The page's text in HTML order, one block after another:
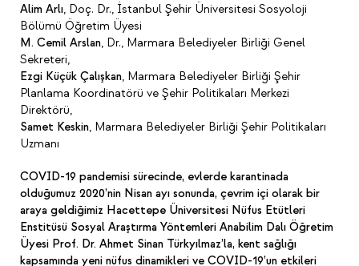
Alim Arlı, Doç. Dr., İstanbul Şehir Üniversitesi Sosyoloji
Bölümü Öğretim Üyesi
M. Cemil Arslan, Dr., Marmara Belediyeler Birliği Genel
Sekreteri,
Ezgi Küçük Çalışkan, Marmara Belediyeler Birliği Şehir
Planlama Koordinatörü ve Şehir Politikaları Merkezi
Direktörü,
Samet Keskin, Marmara Belediyeler Birliği Şehir Politikaları
Uzmanı
COVID-19 pandemisi sürecinde, evlerde karantinada
olduğumuz 2020’nin Nisan ayı sonunda, çevrim içi olarak bir
araya geldiğimiz Hacettepe Üniversitesi Nüfus Etütleri
Enstitüsü Sosyal Araştırma Yöntemleri Anabilim Dalı Öğretim
Üyesi Prof. Dr. Ahmet Sinan Türkyılmaz’la, kent sağlığı
kapsamında yeni nüfus dinamikleri ve COVID-19’un etkileri